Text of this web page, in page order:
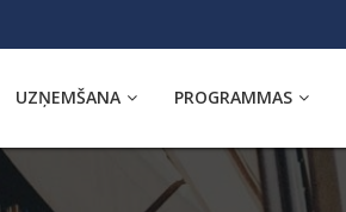
UZŅEMŠANA PROGRAMMAS